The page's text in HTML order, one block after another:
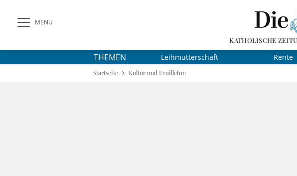
MENÜ
KATHOLISCHE
THEMEN Leihmutterschaft Rente
Startseite Kultur und Feuilleton